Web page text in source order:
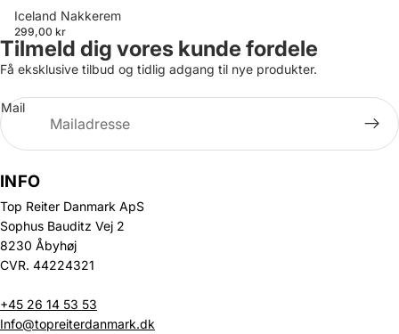
Iceland Nakkerem
299,00 kr
Tilmeld dig vores kunde fordele
Få eksklusive tilbud og tidlig adgang til nye produkter.
Mail
INFO
Top Reiter Danmark ApS
Sophus Bauditz Vej 2
8230 Åbyhøj
CVR. 44224321
+45 26 14 53 53
Info@topreiterdanmark.dk